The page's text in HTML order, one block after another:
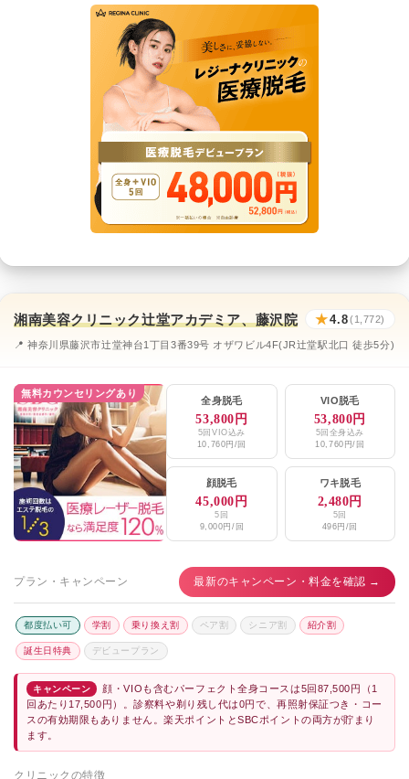
湘南美容クリニック辻堂アカデミア、藤沢院 ★4.8(1,772)
📍 神奈川県藤沢市辻堂神台1丁目3番39号 オザワビル4F(JR辻堂駅北口 徒歩5分)
無料カウンセリングあり
全身脱毛
53,800円
5回VIO込み
10,760円/回
VIO脱毛
53,800円
5回全身込み
10,760円/回
顔脱毛
45,000円
5回
9,000円/回
ワキ脱毛
2,480円
5回
496円/回
プラン・キャンペーン 最新のキャンペーン・料金を確認 →
都度払い可 学割 乗り換え割 ペア割 シニア割 紹介割
誕生日特典 デビュープラン
キャンペーン
顔・VIOも含むパーフェクト全身コースは5回87,500円（1
回あたり17,500円）。診察料や剃り残し代は0円で、再照射保証つき・コー
スの有効期限もありません。楽天ポイントとSBCポイントの両方が貯まり
ます。
クリニックの特徴